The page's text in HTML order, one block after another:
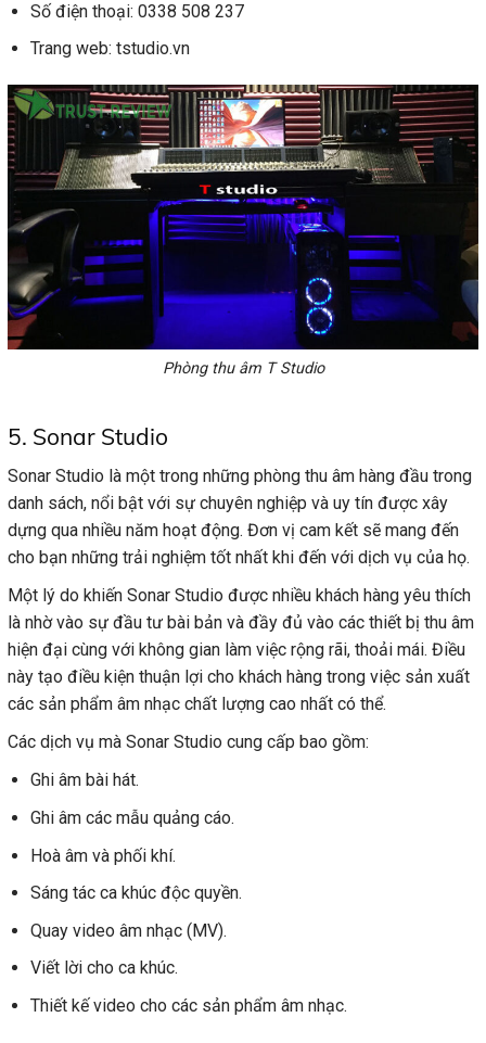
Số điện thoại: 0338 508 237
Trang web: tstudio.vn
Phòng thu âm T Studio
5. Sonar Studio
Sonar Studio là một trong những phòng thu âm hàng đầu trong
danh sách, nổi bật với sự chuyên nghiệp và uy tín được xây
dựng qua nhiều năm hoạt động. Đơn vị cam kết sẽ mang đến
cho bạn những trải nghiệm tốt nhất khi đến với dịch vụ của họ.
Một lý do khiến Sonar Studio được nhiều khách hàng yêu thích
là nhờ vào sự đầu tư bài bản và đầy đủ vào các thiết bị thu âm
hiện đại cùng với không gian làm việc rộng rãi, thoải mái. Điều
này tạo điều kiện thuận lợi cho khách hàng trong việc sản xuất
các sản phẩm âm nhạc chất lượng cao nhất có thể.
Các dịch vụ mà Sonar Studio cung cấp bao gồm:
Ghi âm bài hát.
Ghi âm các mẫu quảng cáo.
Hoà âm và phối khí.
Sáng tác ca khúc độc quyền.
Quay video âm nhạc (MV).
Viết lời cho ca khúc.
Thiết kế video cho các sản phẩm âm nhạc.